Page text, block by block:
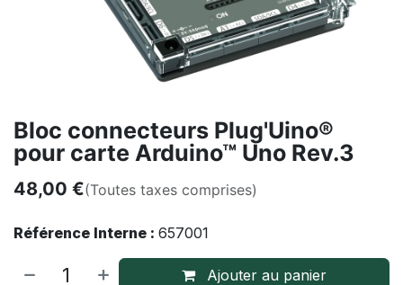
Bloc connecteurs Plug'Uino®
pour carte Arduino™ Uno Rev.3
48,00 €(Toutes taxes comprises)
Référence Interne : 657001
Ajouter au panier